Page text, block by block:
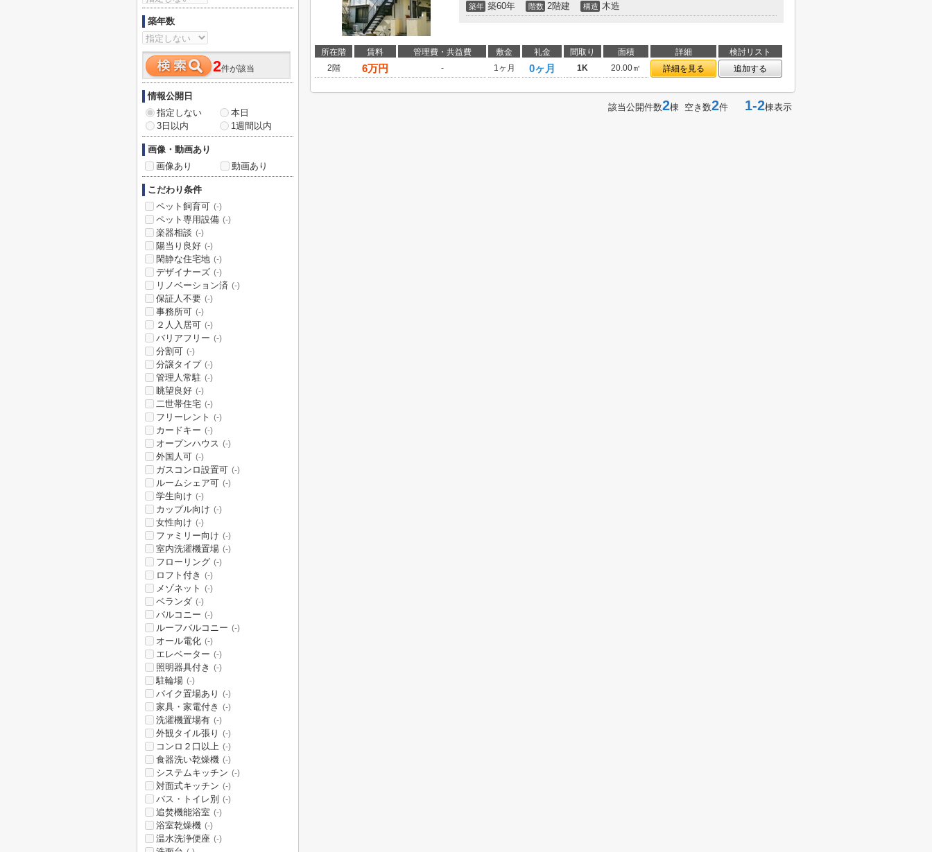
築年 築60年 階数 2階建 構造 木造
所在階 賃料 管理費・共益費 敷金 礼金 間取り 面積 詳細
検討リスト
2階
6万円 - 1ヶ月 0ヶ月 1K 20.00㎡ 詳細を見る 追加する
該当公開件数2棟 空き数2件 1-2棟表示
築年数
2件が該当
情報公開日
指定しない
本日
3日以内
1週間以内
画像・動画あり
画像あり
動画あり
こだわり条件
ペット飼育可 (-)
ペット専用設備 (-)
楽器相談 (-)
陽当り良好 (-)
閑静な住宅地 (-)
デザイナーズ (-)
リノベーション済 (-)
保証人不要 (-)
事務所可 (-)
２人入居可 (-)
バリアフリー (-)
分割可 (-)
分譲タイプ (-)
管理人常駐 (-)
眺望良好 (-)
二世帯住宅 (-)
フリーレント (-)
カードキー (-)
オープンハウス (-)
外国人可 (-)
ガスコンロ設置可 (-)
ルームシェア可 (-)
学生向け (-)
カップル向け (-)
女性向け (-)
ファミリー向け (-)
室内洗濯機置場 (-)
フローリング (-)
ロフト付き (-)
メゾネット (-)
ベランダ (-)
バルコニー (-)
ルーフバルコニー (-)
オール電化 (-)
エレベーター (-)
照明器具付き (-)
駐輪場 (-)
バイク置場あり (-)
家具・家電付き (-)
洗濯機置場有 (-)
外観タイル張り (-)
コンロ２口以上 (-)
食器洗い乾燥機 (-)
システムキッチン (-)
対面式キッチン (-)
バス・トイレ別 (-)
追焚機能浴室 (-)
浴室乾燥機 (-)
温水洗浄便座 (-)